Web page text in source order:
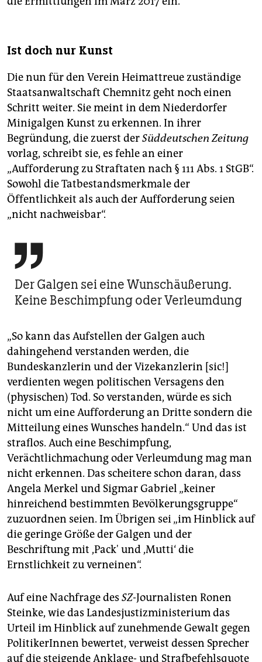
Ist doch nur Kunst
Die nun für den Verein Heimattreue zuständige
Staatsanwaltschaft Chemnitz geht noch einen
Schritt weiter. Sie meint in dem Niederdorfer
Minigalgen Kunst zu erkennen. In ihrer
Begründung, die zuerst derSüddeutschen Zeitung
vorlag, schreibt sie, es fehle an einer
„Aufforderung zu Straftaten nach § 111 Abs. 1 StGB“.
Sowohl die Tatbestandsmerkmale der
Öffentlichkeit als auch der Aufforderung seien
„nicht nachweisbar“.

Der Galgen sei eine Wunschäußerung.
Keine Beschimpfung oder Verleumdung
„So kann das Aufstellen der Galgen auch
dahingehend verstanden werden, die
Bundeskanzlerin und der Vizekanzlerin [sic!]
verdienten wegen politischen Versagens den
(physischen) Tod. So verstanden, würde es sich
nicht um eine Aufforderung an Dritte sondern die
Mitteilung eines Wunsches handeln.“ Und das ist
straflos. Auch eine Beschimpfung,
Verächtlichmachung oder Verleumdung mag man
nicht erkennen. Das scheitere schon daran, dass
Angela Merkel und Sigmar Ga­briel „keiner
hinreichend bestimmten Bevölkerungsgruppe“
zuzuordnen seien. Im Übrigen sei „im Hinblick auf
die geringe Größe der Galgen und der
Beschriftung mit ,Pack' und ,Mutti‘ die
Ernstlichkeit zu verneinen“.
Auf eine Nachfrage des SZ-Journalisten Ronen
Steinke, wie das Landesjustizministerium das
Urteil im Hinblick auf zunehmende Gewalt gegen
PolitikerInnen bewertet, verweist dessen Sprecher
auf die steigende Anklage- und Strafbefehlsquote